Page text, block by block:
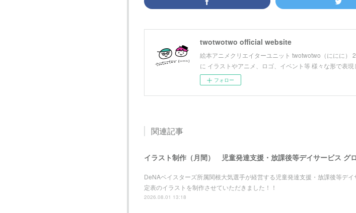
twotwotwo official website
絵本アニメクリエイターユニット twotwotwo（ににに
に イラストやアニメ、ロゴ、イベント等 様々な形で表
フォロー
関連記事
イラスト制作（月間） 児童発達支援・放課後等デイサービス グ
DeNAベイスターズ所属関根大気選手が経営する児童発達支援・放課後等デ
定表のイラストを制作させていただきました！！
2026.08.01 13:18